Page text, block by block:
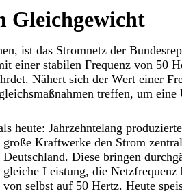
Gleichgewicht
ist das Stromnetz der
einer stabilen Frequenz von 50
Nähert sich der Wert einer
treffen, um eine
heute: Jahrzehntelang
große Kraftwerke den Strom
Deutschland. Diese bringen
gleiche Leistung, die Netzfrequenz
von selbst auf 50 Hertz. Heute